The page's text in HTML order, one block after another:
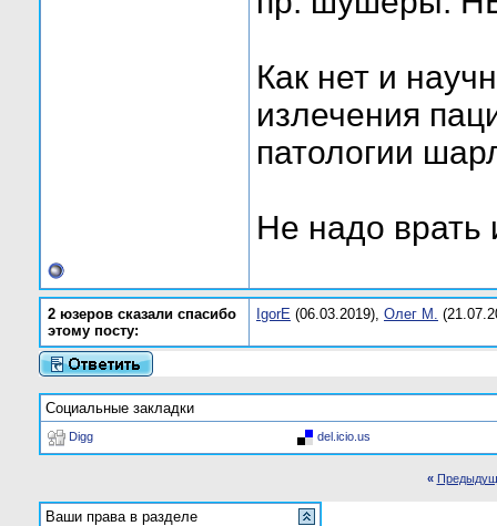
Как нет и
излечения
патологии
Не надо врать
2 юзеров сказали спасибо
этому посту:
IgorE (06.03.2019), Олег М.
Социальные закладки
Digg del.icio.us
«
Ваши права в разделе